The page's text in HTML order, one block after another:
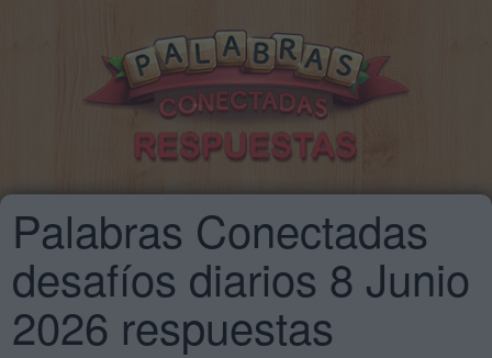
Palabras Conectadas
desafíos diarios 8 Junio
2026 respuestas